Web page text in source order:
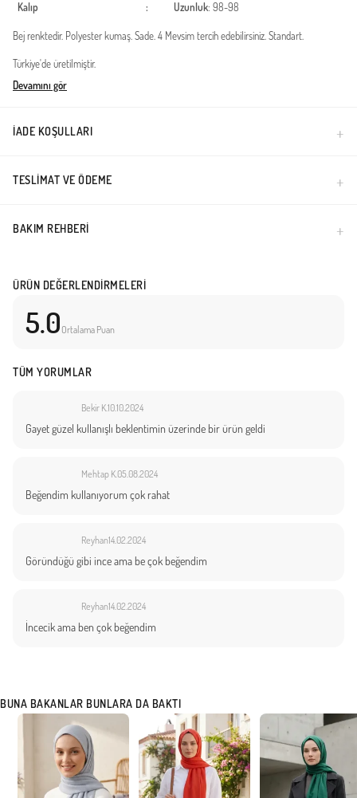
Kalıp
: Uzunluk: 98-98
Bej renktedir. Polyester kumaş. Sade. 4 Mevsim tercih edebilirsiniz. Standart.
Türkiye'de üretilmiştir.
Devamını gör
İADE KOŞULLARI
TESLIMAT VE ÖDEME
BAKIM REHBERI
ÜRÜN DEĞERLENDIRMELERI
5.0 Ortalama Puan
TÜM YORUMLAR
Bekir K.10.10.2024
Gayet güzel kullanışlı beklentimin üzerinde bir ürün geldi
Mehtap K.05.08.2024
Beğendim kullanıyorum çok rahat
Reyhan14.02.2024
Göründüğü gibi ince ama be çok beğendim
Reyhan14.02.2024
İncecik ama ben çok beğendim
BUNA BAKANLAR BUNLARA DA BAKTI